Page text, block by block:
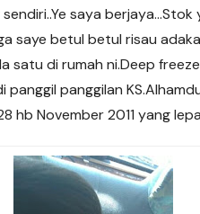
saya
saye betul betul risau
satu di rumah ni.Deep
panggil panggilan
hb November 2011 yang